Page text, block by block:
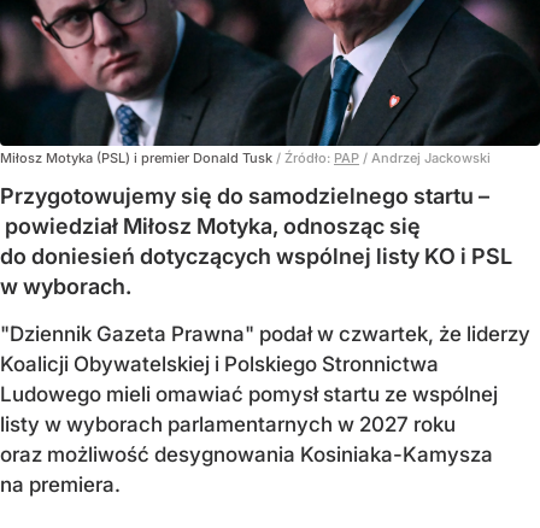
Miłosz Motyka (PSL) i premier Donald Tusk / Źródło: PAP / Andrzej Jackowski
Przygotowujemy się do samodzielnego startu –
powiedział Miłosz Motyka, odnosząc się
do doniesień dotyczących wspólnej listy KO i PSL
w wyborach.
"Dziennik Gazeta Prawna" podał w czwartek, że liderzy
Koalicji Obywatelskiej i Polskiego Stronnictwa
Ludowego mieli omawiać pomysł startu ze wspólnej
listy w wyborach parlamentarnych w 2027 roku
oraz możliwość desygnowania Kosiniaka-Kamysza
na premiera.